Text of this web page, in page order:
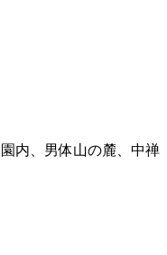
内、男体山の麓、中禅